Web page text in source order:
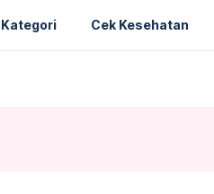
Kategori Cek Kesehatan